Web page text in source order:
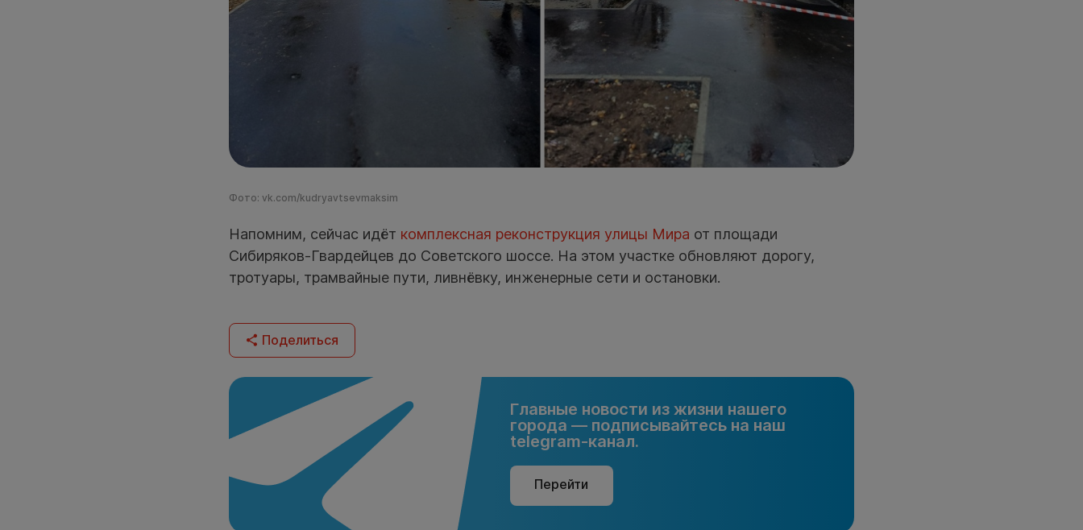
Фото: vk.com/kudryavtsevmaksim
Напомним, сейчас идёт комплексная реконструкция улицы Мира от площади
Сибиряков-Гвардейцев до Советского шоссе. На этом участке обновляют дорогу,
тротуары, трамвайные пути, ливнёвку, инженерные сети и остановки.
Поделиться
Главные новости из жизни нашего
города — подписывайтесь на наш
telegram-канал.
Перейти